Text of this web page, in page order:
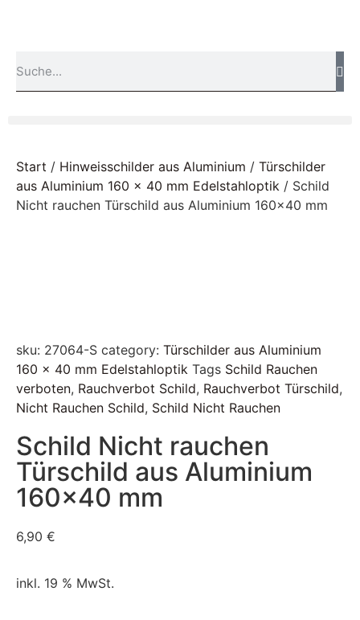
Start / Hinweisschilder aus Aluminium / Türschilder
aus Aluminium 160 x 40 mm Edelstahloptik / Schild
Nicht rauchen Türschild aus Aluminium 160×40 mm
sku: 27064-S category: Türschilder aus Aluminium
160 x 40 mm Edelstahloptik Tags Schild Rauchen
verboten, Rauchverbot Schild, Rauchverbot Türschild,
Nicht Rauchen Schild, Schild Nicht Rauchen
Schild Nicht rauchen
Türschild aus Aluminium
160×40 mm
6,90 €
inkl. 19 % MwSt.